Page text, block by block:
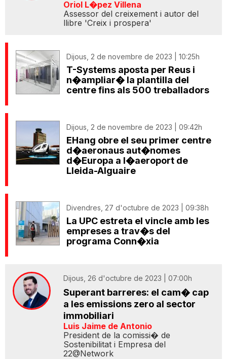
Oriol L�pez Villena
Assessor del creixement i autor del
llibre 'Creix i prospera'
Dijous, 2 de novembre de 2023 | 10:25h
T-Systems aposta per Reus i
n�ampliar� la plantilla del
centre fins als 500 treballadors
Dijous, 2 de novembre de 2023 | 09:42h
EHang obre el seu primer centre
d�aeronaus aut�nomes
d�Europa a l�aeroport de
Lleida-Alguaire
Divendres, 27 d'octubre de 2023 | 09:38h
La UPC estreta el vincle amb les
empreses a trav�s del
programa Conn�xia
Dijous, 26 d'octubre de 2023 | 07:00h
Superant barreres: el cam� cap
a les emissions zero al sector
immobiliari
Luis Jaime de Antonio
President de la comissi� de
Sostenibilitat i Empresa del
22@Network